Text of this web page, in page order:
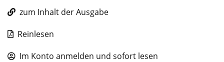
zum Inhalt der Ausgabe
Reinlesen
Im Konto anmelden und sofort lesen